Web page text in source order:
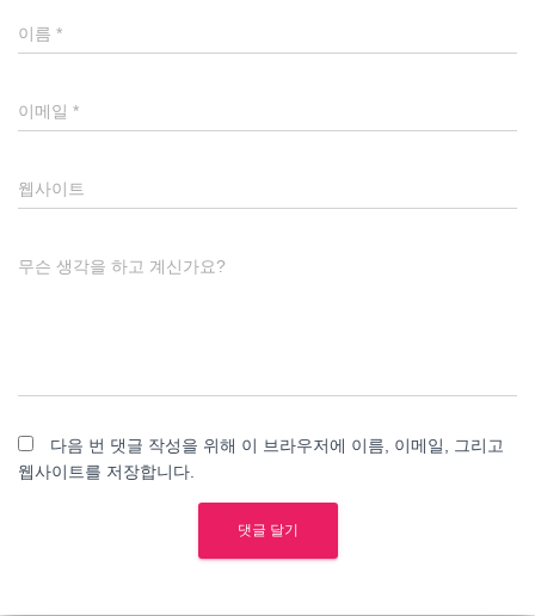
이름 *
이메일 *
웹사이트
무슨 생각을 하고 계신가요?
다음 번 댓글 작성을 위해 이 브라우저에 이름, 이메일, 그리고
웹사이트를 저장합니다.